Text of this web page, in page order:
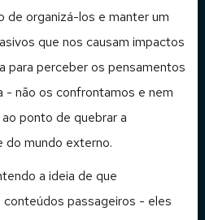
de organizá-los e manter um
que nos causam impactos
para perceber os pensamentos
- não os confrontamos e nem
ponto de quebrar a
do mundo externo.
a ideia de que
passageiros - eles